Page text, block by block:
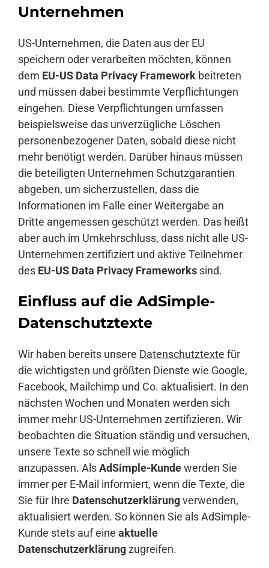
Unternehmen
US-Unternehmen, die Daten aus der EU
speichern oder verarbeiten möchten, können
dem EU-US Data Privacy Framework beitreten
und müssen dabei bestimmte Verpflichtungen
eingehen. Diese Verpflichtungen umfassen
beispielsweise das unverzügliche Löschen
personenbezogener Daten, sobald diese nicht
mehr benötigt werden. Darüber hinaus müssen
die beteiligten Unternehmen Schutzgarantien
abgeben, um sicherzustellen, dass die
Informationen im Falle einer Weitergabe an
Dritte angemessen geschützt werden. Das heißt
aber auch im Umkehrschluss, dass nicht alle US-
Unternehmen zertifiziert und aktive Teilnehmer
des EU-US Data Privacy Frameworks sind.
Einfluss auf die AdSimple-
Datenschutztexte
Wir haben bereits unsere Datenschutztexte für
die wichtigsten und größten Dienste wie Google,
Facebook, Mailchimp und Co. aktualisiert. In den
nächsten Wochen und Monaten werden sich
immer mehr US-Unternehmen zertifizieren. Wir
beobachten die Situation ständig und versuchen,
unsere Texte so schnell wie möglich
anzupassen. AlsAdSimple-Kundewerden Sie
immer per E-Mail informiert, wenn die Texte, die
Sie für Ihre Datenschutzerklärungverwenden,
aktualisiert werden. So können Sie als AdSimple-
Kunde stets auf eine aktuelle
Datenschutzerklärungzugreifen.